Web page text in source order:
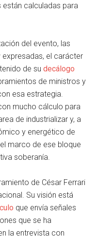
calculadas para
del evento, las
el carácter
de sudecálogo
de ministros y
esa estrategia.
mucho cálculo para
de industrializar y, a
y energético de
marco de ese bloque
soberanía.
de César Ferrari
Su visión está
que envía señales
que se ha
la entrevista con